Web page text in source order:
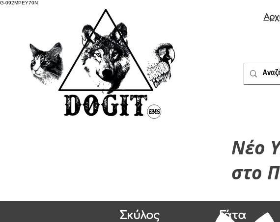
G-092MPEY70N
Νέο
στο
Σκύλος Γάτα